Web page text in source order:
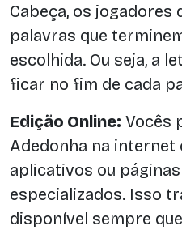
Cabeça, os jogadores
palavras que
escolhida. Ou seja, a
ficar no fim de cada
Edição Online: Vocês
Adedonha na internet
aplicativos ou
especializados. Isso
disponível sempre